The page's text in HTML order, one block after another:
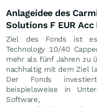
Anlageidee des
Solutions F EUR Acc
Ziel des Fonds ist
Technology 10/40
mehr als fünf Jahren zu
nachhaltig mit dem Ziel
Der Fonds
beispielsweise in
Software,